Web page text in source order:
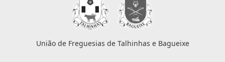
União de Freguesias de Talhinhas e Bagueixe